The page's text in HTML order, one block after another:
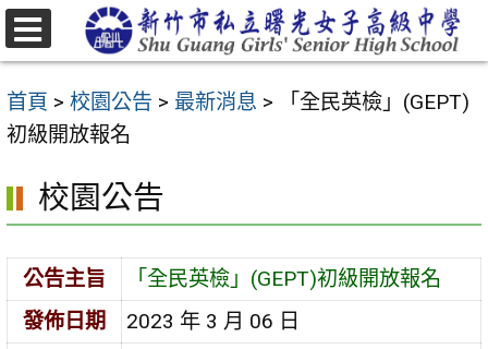
跳
至
要
內
區
首頁 > 校園公告 > 最新消息 >
「全民英檢」(GEPT)
初級開放報名
校園公告
公告主旨
「全民英檢」(GEPT)初級開放報名
發佈日期
2023 年 3 月 06 日
選
單